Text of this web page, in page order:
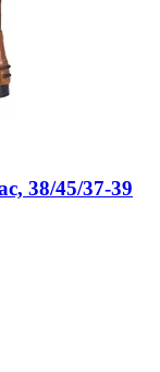
38/45/37-​39